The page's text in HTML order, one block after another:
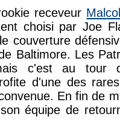
receveur
choisi par Joe
couverture
Baltimore. Les
c'est au tour
d'une des
En fin de
équipe de